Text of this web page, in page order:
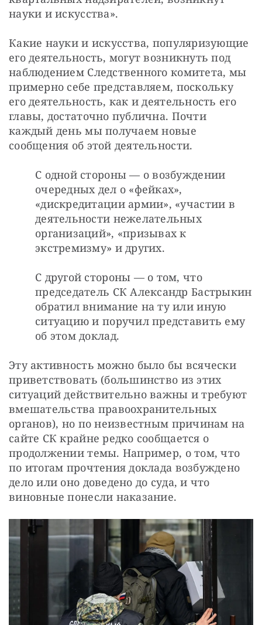
науки и искусства».
Какие науки и искусства, популяризующие
его деятельность, могут возникнуть под
наблюдением Следственного комитета, мы
примерно себе представляем, поскольку
его деятельность, как и деятельность его
главы, достаточно публична. Почти
каждый день мы получаем новые
сообщения об этой деятельности.
С одной стороны — о возбуждении
очередных дел о «фейках»,
«дискредитации армии», «участии в
деятельности нежелательных
организаций», «призывах к
экстремизму» и других.
С другой стороны — о том, что
председатель СК Александр Бастрыкин
обратил внимание на ту или иную
ситуацию и поручил представить ему
об этом доклад.
Эту активность можно было бы всячески
приветствовать (большинство из этих
ситуаций действительно важны и требуют
вмешательства правоохранительных
органов), но по неизвестным причинам на
сайте СК крайне редко сообщается о
продолжении темы. Например, о том, что
по итогам прочтения доклада возбуждено
дело или оно доведено до суда, и что
виновные понесли наказание.